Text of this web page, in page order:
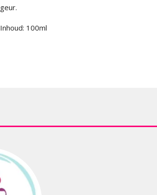
geur.
Inhoud: 100ml